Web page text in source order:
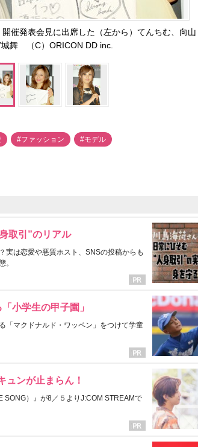
催発表会見に出席した（左から）てんちむ、向山
舞 （C）ORICON DD inc.
#ファッション #モデル
取引”のリアル
実は恋愛や悪質ホスト、SNSの投稿からも
。
小学生の甲子園」
「マクドナルド・ワッペン」をつけて学童
ュンが止まらん！
SONG）』が8／５よりJ:COM STREAMで